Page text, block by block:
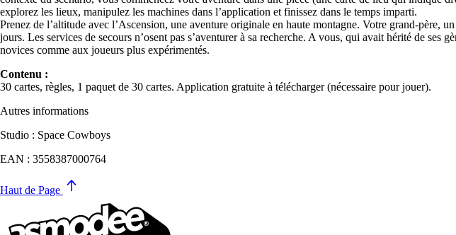
explorez les lieux, manipulez les machines dans l’application et finissez dans le temps imparti.
Prenez de l’altitude avec l’Ascension, une aventure originale en haute montagne. Votre grand-père,
jours. Les services de secours n’osent pas s’aventurer à sa recherche. A vous, qui avait hérité de
novices comme aux joueurs plus expérimentés.
Contenu :
30 cartes, règles, 1 paquet de 30 cartes. Application gratuite à télécharger (nécessaire pour jouer).
Autres informations
Studio : Space Cowboys
EAN : 3558387000764
Haut de Page